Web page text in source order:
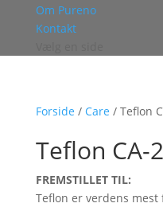
Om Pureno
Kontakt
Forside / Care / Teflon
Teflon CA-
FREMSTILLET TIL:
Teflon er verdens